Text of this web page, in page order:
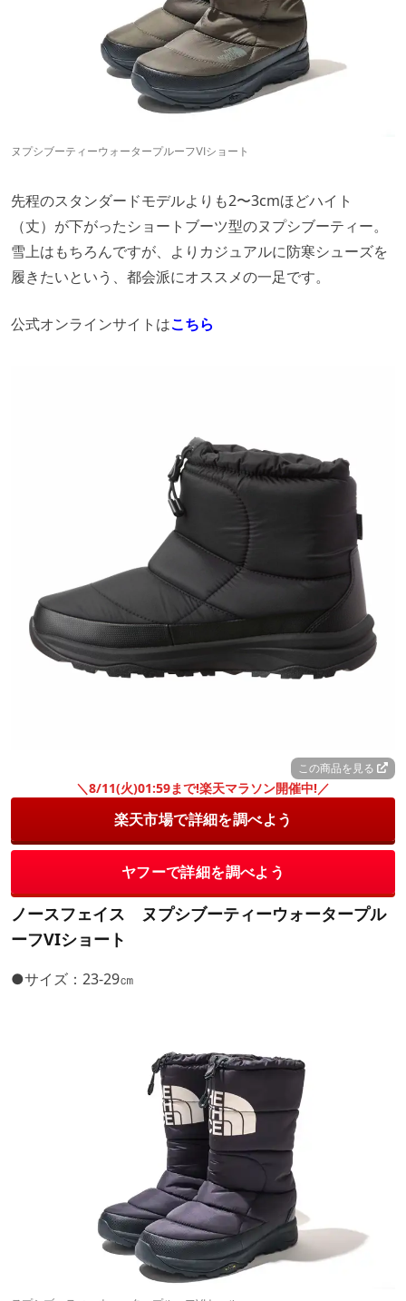
ヌプシブーティーウォータープルーフⅥショート
先程のスタンダードモデルよりも2〜3cmほどハイト
（丈）が下がったショートブーツ型のヌプシブーティー。
雪上はもちろんですが、よりカジュアルに防寒シューズを
履きたいという、都会派にオススメの一足です。
公式オンラインサイトはこちら
この商品を見る
＼8/11(火)01:59まで!楽天マラソン開催中!／
楽天市場で詳細を調べよう
ヤフーで詳細を調べよう
ノースフェイス ヌプシブーティーウォータープル
ーフVIショート
●サイズ：23-29㎝